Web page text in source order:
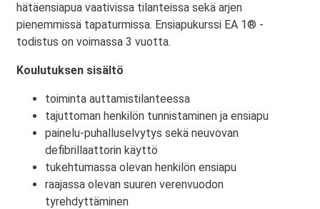
hätäensiapua vaativissa tilanteissa sekä arjen
pienemmissä tapaturmissa. Ensiapukurssi EA 1® -
todistus on voimassa 3 vuotta.
Koulutuksen sisältö
toiminta auttamistilanteessa
tajuttoman henkilön tunnistaminen ja ensiapu
painelu-puhalluselvytys sekä neuvovan
defibrillaattorin käyttö
tukehtumassa olevan henkilön ensiapu
raajassa olevan suuren verenvuodon
tyrehdyttäminen